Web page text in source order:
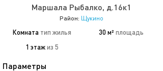
Маршала Рыбалко, д.16к1
Район: Щукино
Комната тип жилья 30 м² площадь
1 этажиз 5
Параметры